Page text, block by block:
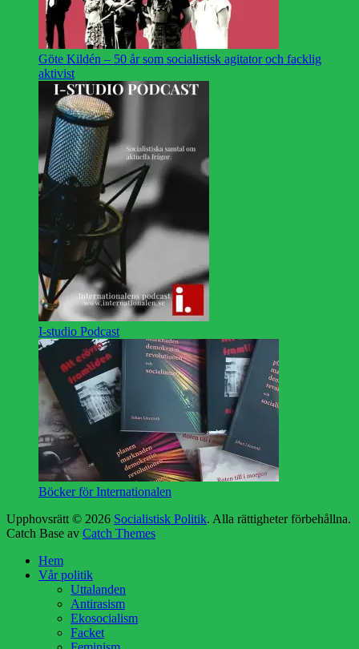
Göte Kildén – 50 år som socialistisk agitator och facklig
aktivist
I-studio Podcast
Böcker för Internationalen
Upphovsrätt © 2026 Socialistisk Politik. Alla rättigheter förbehållna.
Catch Base av Catch Themes
Hem
Vår politik
Uttalanden
Antirasism
Ekosocialism
Facket